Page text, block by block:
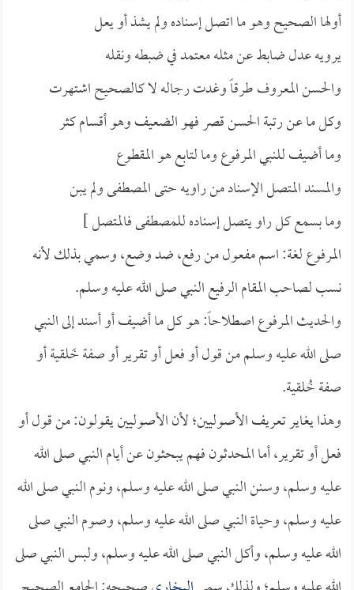
أولها الصحيح وهو ما اتصل إسناده ولم يشذ أو يعل
يرويه عدل ضابط عن مثله معتمد في ضبطه ونقله
والحسن المعروف طرقاً وغدت رجاله لا كالصحيح اشتهرت
وكل ما عن رتبة الحسن قصر فهو الضعيف وهو أقسام كثر
وما أضيف للنبي المرفوع وما لتابع هو المقطوع
والمسند المتصل الإسناد من راويه حتى المصطفى ولم يبن
وما بسمع كل راو يتصل إسناده للمصطفى فالمتصل ]
المرفوع لغة: اسم مفعول من رفع، ضد وضع، وسمي بذلك لأنه
نسب لصاحب المقام الرفيع النبي صلى الله عليه وسلم.
والحديث المرفوع اصطلاحاً: هو كل ما أضيف أو أسند إلى النبي
صلى الله عليه وسلم من قول أو فعل أو تقرير أو صفة خَلقية أو
صفة خُلقية.
وهذا يغاير تعريف الأصوليين؛ لأن الأصوليين يقولون: من قول أو
فعل أو تقرير، أما المحدثون فهم يبحثون عن أيام النبي صلى الله
عليه وسلم، وسنن النبي صلى الله عليه وسلم، ونوم النبي صلى الله
عليه وسلم، وحياة النبي صلى الله عليه وسلم، وصوم النبي صلى
الله عليه وسلم، وأكل النبي صلى الله عليه وسلم، ولبس النبي صلى